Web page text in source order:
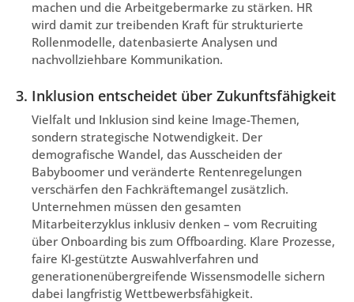
machen und die Arbeitgebermarke zu stärken. HR
wird damit zur treibenden Kraft für strukturierte
Rollenmodelle, datenbasierte Analysen und
nachvollziehbare Kommunikation.
3. Inklusion entscheidet über Zukunftsfähigkeit
Vielfalt und Inklusion sind keine Image-Themen,
sondern strategische Notwendigkeit. Der
demografische Wandel, das Ausscheiden der
Babyboomer und veränderte Rentenregelungen
verschärfen den Fachkräftemangel zusätzlich.
Unternehmen müssen den gesamten
Mitarbeiterzyklus inklusiv denken – vom Recruiting
über Onboarding bis zum Offboarding. Klare Prozesse,
faire KI-gestützte Auswahlverfahren und
generationenübergreifende Wissensmodelle sichern
dabei langfristig Wettbewerbsfähigkeit.